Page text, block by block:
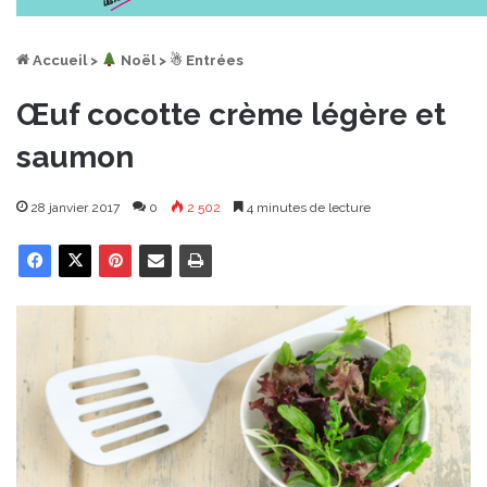
Accueil > ︎ Noël > ☃ Entrées
Œuf cocotte crème légère et
saumon
28 janvier 2017 0 2 502 4 minutes de lecture